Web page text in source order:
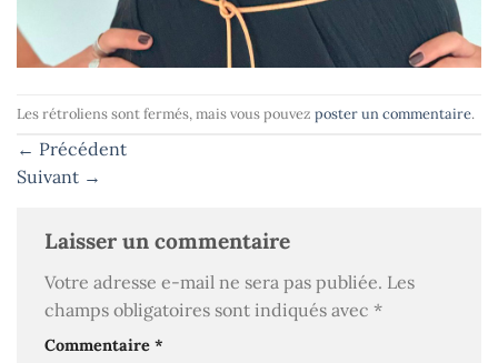
Les rétroliens sont fermés, mais vous pouvez poster un commentaire.
← Précédent
Suivant →
Laisser un commentaire
Votre adresse e-mail ne sera pas publiée. Les
champs obligatoires sont indiqués avec *
Commentaire *